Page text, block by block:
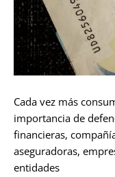
Cada vez más
importancia de
financieras,
aseguradoras,
entidades